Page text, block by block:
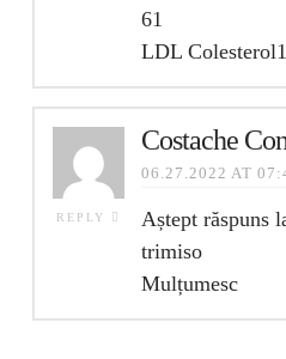
61
LDL
REPLY
Costache
06.27.2022 AT
Aștept răspuns
trimiso
Mulțumesc